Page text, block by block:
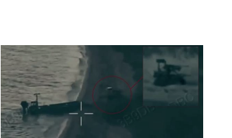
„Tomahawk-ului pe
steroizi” care e folosit rar,
deși producția accelerează
Cu ce reușesc ucrainenii
să lovească rafinăriile
Rusiei. Flamingo e
”bijuteria coroanei”, dar
greul îl duce o dronă de 55
de mii de dolari